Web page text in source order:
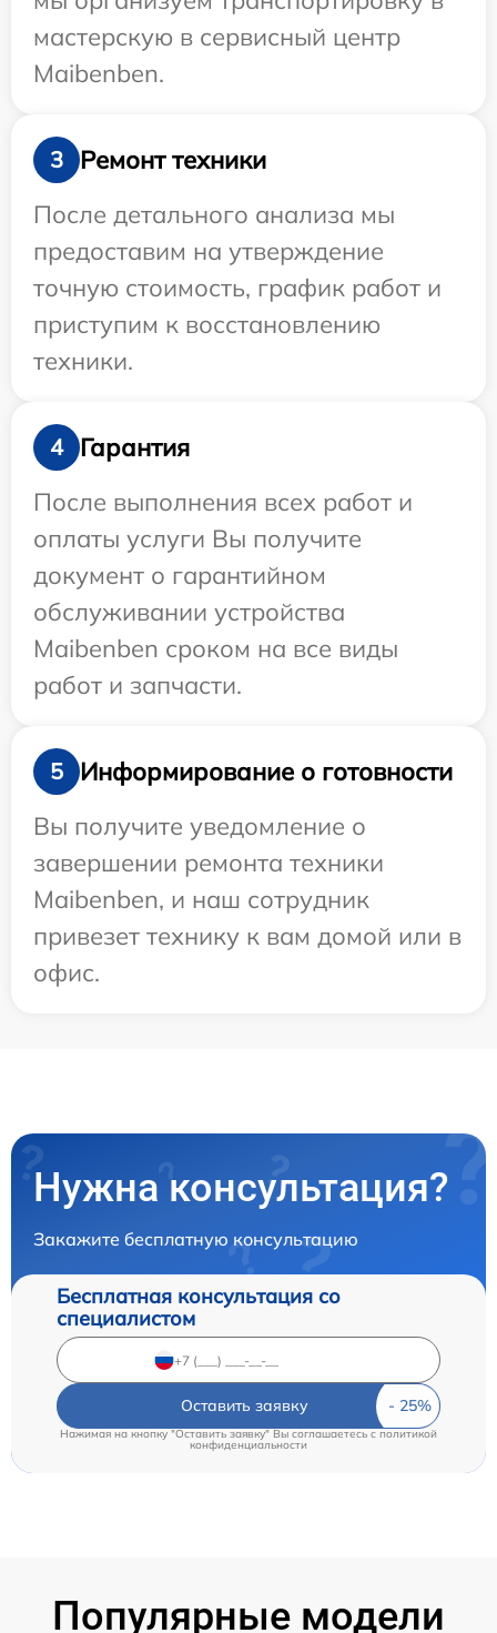
мастерскую в сервисный центр
Maibenben.
3
Ремонт техники
После детального анализа мы
предоставим на утверждение
точную стоимость, график работ и
приступим к восстановлению
техники.
4
Гарантия
После выполнения всех работ и
оплаты услуги Вы получите
документ о гарантийном
обслуживании устройства
Maibenben сроком на все виды
работ и запчасти.
5
Информирование о готовности
Вы получите уведомление о
завершении ремонта техники
Maibenben, и наш сотрудник
привезет технику к вам домой или в
офис.
Нужна консультация?
Закажите бесплатную консультацию
Бесплатная консультация со
специалистом
Оставить заявку
Нажимая на кнопку "Оставить заявку" Вы соглашаетесь c политикой
конфиденциальности
Популярные модели